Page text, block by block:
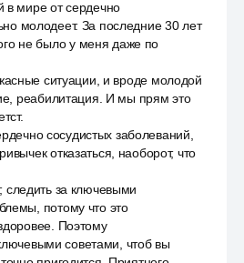
в мире от сердечно
молодеет. За последние 30 лет
не было у меня даже по
ситуации, и вроде молодой
реабилитация. И мы прям это
сосудистых заболеваний,
отказаться, наоборот, что
следить за ключевыми
потому что это
Поэтому
советами, чтоб вы